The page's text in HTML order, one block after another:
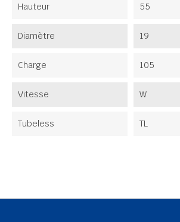
Hauteur 55
Diamètre 19
Charge 105
Vitesse W
Tubeless TL